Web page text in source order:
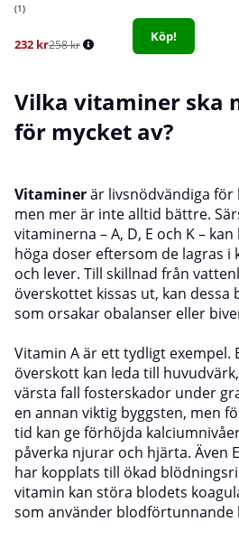
1
232 kr258 kr
Köp!
Vilka vitaminer ska
för mycket av?
Vitaminerär livsnödvändiga
men mer är inte alltid bättre.
vitaminerna – A, D, E och K –
höga doser eftersom de lagras i
och lever. Till skillnad från
överskottet kissas ut, kan dessa
som orsakar obalanser eller
Vitamin A är ett tydligt exempel.
överskott kan leda till
värsta fall fosterskador under
en annan viktig byggsten, men
tid kan ge förhöjda
påverka njurar och hjärta. Även
har kopplats till ökad
vitamin kan störa blodets
som använder blodförtunnande